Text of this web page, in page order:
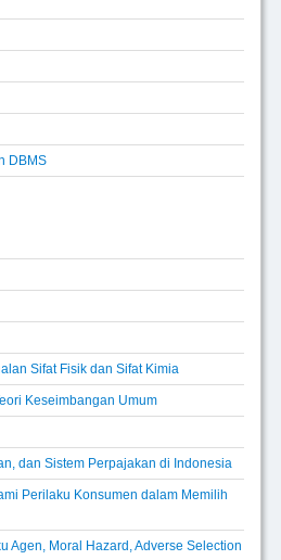
DBMS
Sifat Fisik dan Sifat Kimia
Keseimbangan Umum
dan Sistem Perpajakan di Indonesia
Perilaku Konsumen dalam Memilih
Agen, Moral Hazard, Adverse Selection